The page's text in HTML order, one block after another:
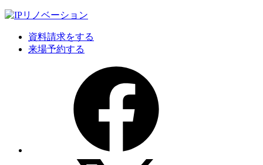
資料請求をする
来場予約する